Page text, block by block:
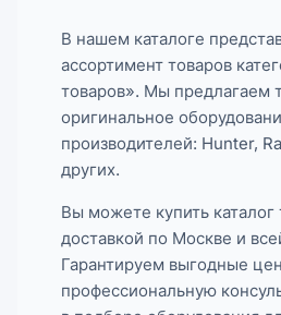
В нашем каталоге
ассортимент товаров
товаров». Мы предлагаем
оригинальное
производителей: Hunter,
других.
Вы можете купить каталог
доставкой по Москве и
Гарантируем выгодные
профессиональную